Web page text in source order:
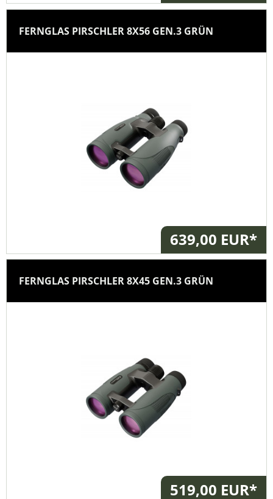
FERNGLAS PIRSCHLER 8X56 GEN.3 GRÜN
639,00 EUR*
FERNGLAS PIRSCHLER 8X45 GEN.3 GRÜN
519,00 EUR*